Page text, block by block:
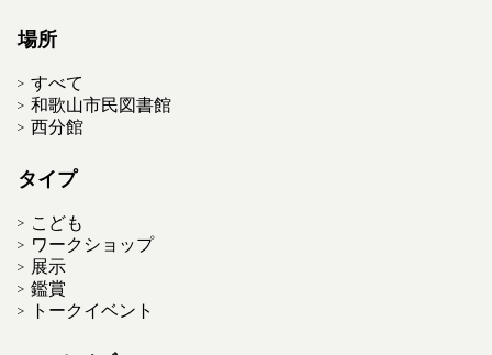
場所
すべて
和歌山市民図書館
西分館
タイプ
こども
ワークショップ
展示
鑑賞
トークイベント